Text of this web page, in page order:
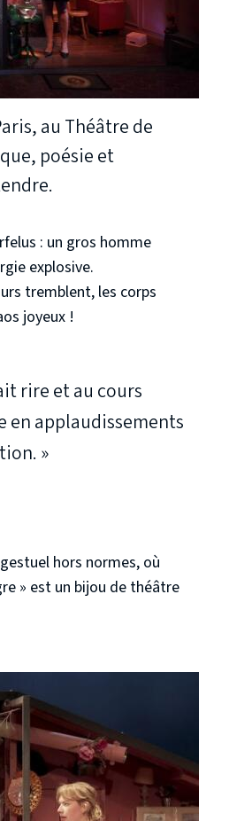
au Théâtre de
poésie et
: un gros homme
explosive.
tremblent, les corps
joyeux !
rire et au cours
en applaudissements
»
hors normes, où
» est un bijou de théâtre